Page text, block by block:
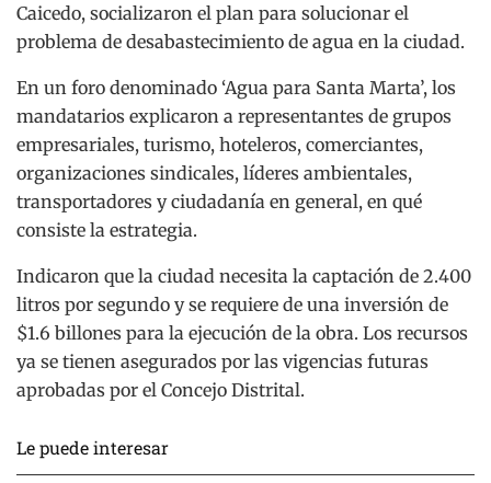
Caicedo, socializaron el plan para solucionar el
problema de desabastecimiento de agua en la ciudad.
En un foro denominado ‘Agua para Santa Marta’, los
mandatarios explicaron a representantes de grupos
empresariales, turismo, hoteleros, comerciantes,
organizaciones sindicales, líderes ambientales,
transportadores y ciudadanía en general, en qué
consiste la estrategia.
Indicaron que la ciudad necesita la captación de 2.400
litros por segundo y se requiere de una inversión de
$1.6 billones para la ejecución de la obra. Los recursos
ya se tienen asegurados por las vigencias futuras
aprobadas por el Concejo Distrital.
Le puede interesar